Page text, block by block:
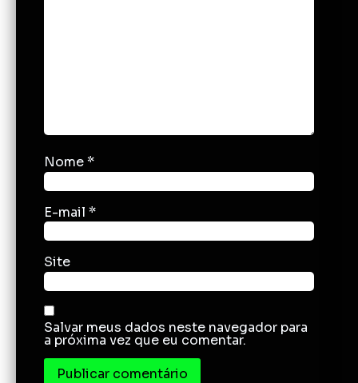
Nome*
E-mail *
Site
Salvar meus dados neste navegador para
a próxima vez que eu comentar.